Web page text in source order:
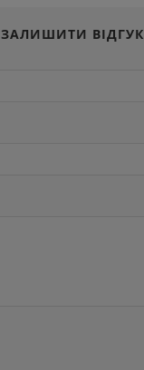
ЗАЛИШИТИ ВІДГУК